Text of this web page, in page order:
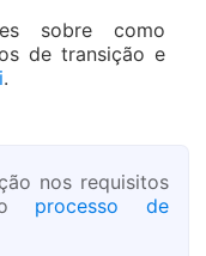
sobre como
de transição e
.
nos requisitos
processo de